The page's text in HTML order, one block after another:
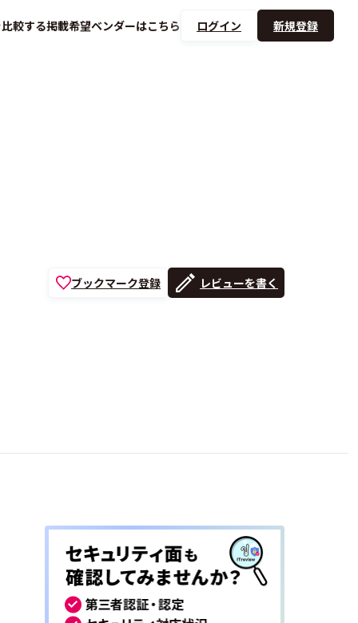
比較する掲載希望ベンダーはこちら ログイン 新規登録
ブックマーク登録 レビューを書く